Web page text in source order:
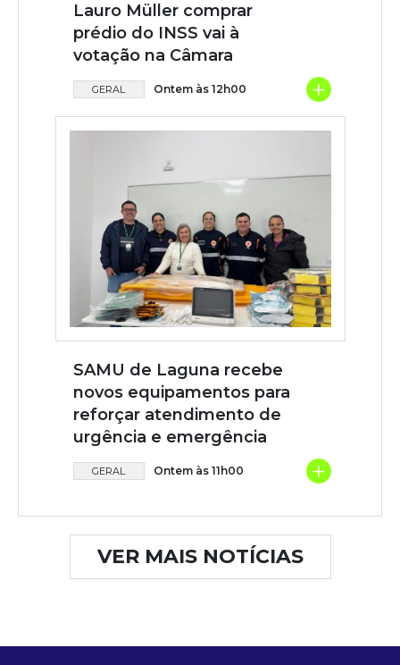
Lauro Müller comprar
prédio do INSS vai à
votação na Câmara
GERAL Ontem às 12h00 +
SAMU de Laguna recebe
novos equipamentos para
reforçar atendimento de
urgência e emergência
GERAL Ontem às 11h00 +
VER MAIS NOTÍCIAS